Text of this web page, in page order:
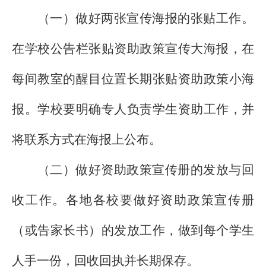
（一）做好两张宣传海报的张贴工作。
在学校公告栏张贴资助政策宣传大海报，在
每间教室的醒目位置长期张贴资助政策小海
报。学校要明确专人负责学生资助工作，并
将联系方式在海报上公布。
（二）做好资助政策宣传册的发放与回
收工作。各地各校要做好资助政策宣传册
（或告家长书）的发放工作，做到每个学生
人手一份，回收回执并长期保存。